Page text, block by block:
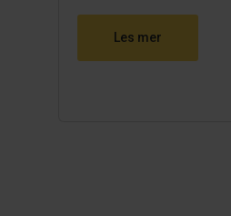
Les mer